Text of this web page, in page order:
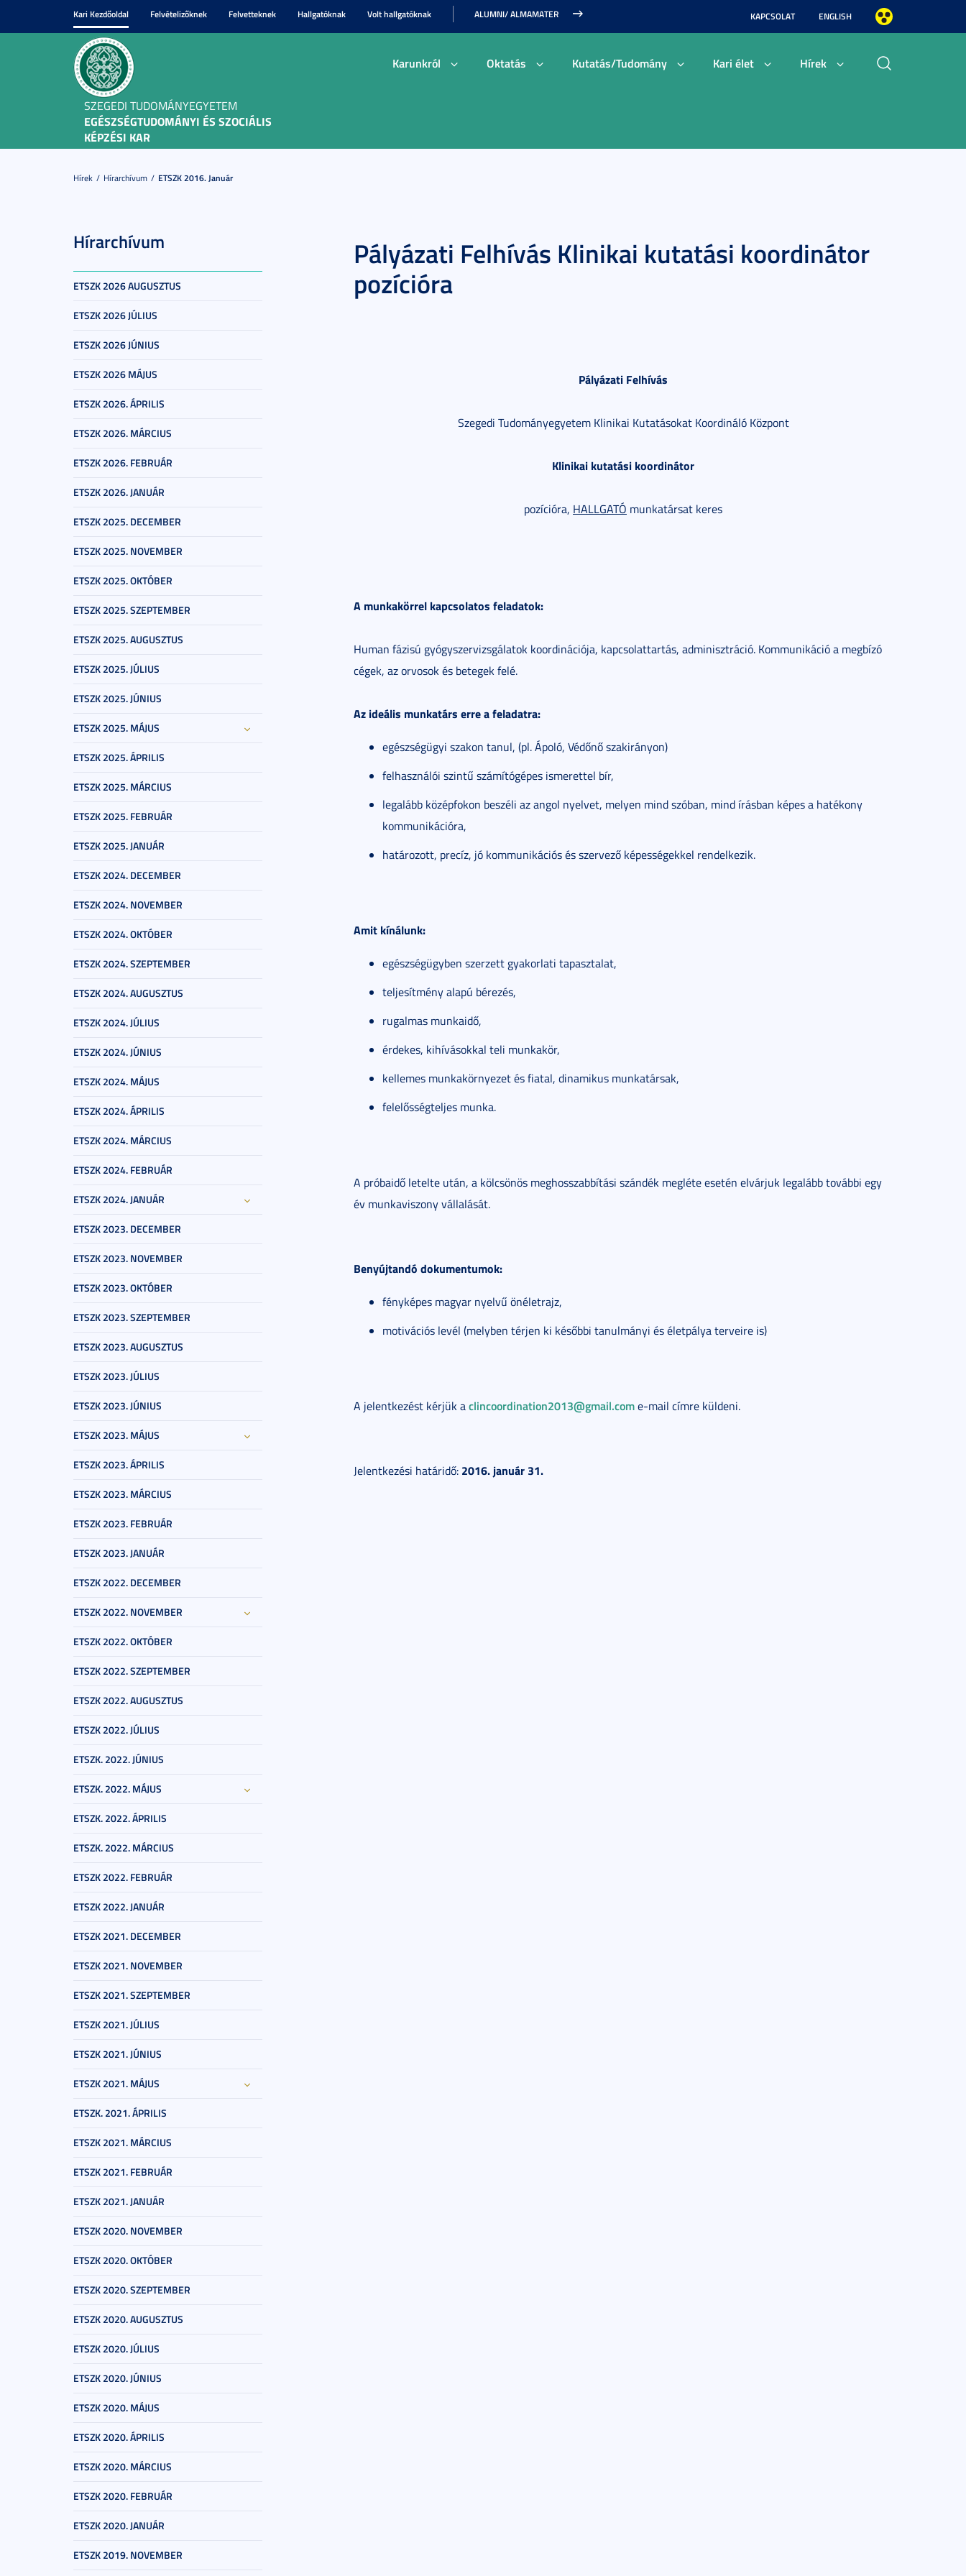
Kari Kezdőoldal Felvételizőknek Felvetteknek Hallgatóknak Volt hallgatóknak ALUMNI/ ALMAMATER KAPCSOLAT ENGLISH
SZEGEDI TUDOMÁNYEGYETEM
EGÉSZSÉGTUDOMÁNYI ÉS SZOCIÁLIS
KÉPZÉSI KAR
Karunkról Oktatás Kutatás/Tudomány Kari élet Hírek
Hírek Hírarchívum ETSZK 2016. Január
Hírarchívum
ETSZK 2026 AUGUSZTUS
ETSZK 2026 JÚLIUS
ETSZK 2026 JÚNIUS
ETSZK 2026 MÁJUS
ETSZK 2026. ÁPRILIS
ETSZK 2026. MÁRCIUS
ETSZK 2026. FEBRUÁR
ETSZK 2026. JANUÁR
ETSZK 2025. DECEMBER
ETSZK 2025. NOVEMBER
ETSZK 2025. OKTÓBER
ETSZK 2025. SZEPTEMBER
ETSZK 2025. AUGUSZTUS
ETSZK 2025. JÚLIUS
ETSZK 2025. JÚNIUS
ETSZK 2025. MÁJUS
ETSZK 2025. ÁPRILIS
ETSZK 2025. MÁRCIUS
ETSZK 2025. FEBRUÁR
ETSZK 2025. JANUÁR
ETSZK 2024. DECEMBER
ETSZK 2024. NOVEMBER
ETSZK 2024. OKTÓBER
ETSZK 2024. SZEPTEMBER
ETSZK 2024. AUGUSZTUS
ETSZK 2024. JÚLIUS
ETSZK 2024. JÚNIUS
ETSZK 2024. MÁJUS
ETSZK 2024. ÁPRILIS
ETSZK 2024. MÁRCIUS
ETSZK 2024. FEBRUÁR
ETSZK 2024. JANUÁR
ETSZK 2023. DECEMBER
ETSZK 2023. NOVEMBER
ETSZK 2023. OKTÓBER
ETSZK 2023. SZEPTEMBER
ETSZK 2023. AUGUSZTUS
ETSZK 2023. JÚLIUS
ETSZK 2023. JÚNIUS
ETSZK 2023. MÁJUS
ETSZK 2023. ÁPRILIS
ETSZK 2023. MÁRCIUS
ETSZK 2023. FEBRUÁR
ETSZK 2023. JANUÁR
ETSZK 2022. DECEMBER
ETSZK 2022. NOVEMBER
ETSZK 2022. OKTÓBER
ETSZK 2022. SZEPTEMBER
ETSZK 2022. AUGUSZTUS
ETSZK 2022. JÚLIUS
ETSZK. 2022. JÚNIUS
ETSZK. 2022. MÁJUS
ETSZK. 2022. ÁPRILIS
ETSZK. 2022. MÁRCIUS
ETSZK 2022. FEBRUÁR
ETSZK 2022. JANUÁR
ETSZK 2021. DECEMBER
ETSZK 2021. NOVEMBER
ETSZK 2021. SZEPTEMBER
ETSZK 2021. JÚLIUS
ETSZK 2021. JÚNIUS
ETSZK 2021. MÁJUS
ETSZK. 2021. ÁPRILIS
ETSZK 2021. MÁRCIUS
ETSZK 2021. FEBRUÁR
ETSZK 2021. JANUÁR
ETSZK 2020. NOVEMBER
ETSZK 2020. OKTÓBER
ETSZK 2020. SZEPTEMBER
ETSZK 2020. AUGUSZTUS
ETSZK 2020. JÚLIUS
ETSZK 2020. JÚNIUS
ETSZK 2020. MÁJUS
ETSZK 2020. ÁPRILIS
ETSZK 2020. MÁRCIUS
ETSZK 2020. FEBRUÁR
ETSZK 2020. JANUÁR
ETSZK 2019. NOVEMBER
Pályázati Felhívás Klinikai kutatási koordinátor
pozícióra
Pályázati Felhívás
Szegedi Tudományegyetem Klinikai Kutatásokat Koordináló Központ
Klinikai kutatási koordinátor
pozícióra, HALLGATÓ munkatársat keres
A munkakörrel kapcsolatos feladatok:
Human fázisú gyógyszervizsgálatok koordinációja, kapcsolattartás, adminisztráció. Kommunikáció a megbízó
cégek, az orvosok és betegek felé.
Az ideális munkatárs erre a feladatra:
egészségügyi szakon tanul, (pl. Ápoló, Védőnő szakirányon)
felhasználói szintű számítógépes ismerettel bír,
legalább középfokon beszéli az angol nyelvet, melyen mind szóban, mind írásban képes a hatékony
kommunikációra,
határozott, precíz, jó kommunikációs és szervező képességekkel rendelkezik.
Amit kínálunk:
egészségügyben szerzett gyakorlati tapasztalat,
teljesítmény alapú bérezés,
rugalmas munkaidő,
érdekes, kihívásokkal teli munkakör,
kellemes munkakörnyezet és fiatal, dinamikus munkatársak,
felelősségteljes munka.
A próbaidő letelte után, a kölcsönös meghosszabbítási szándék megléte esetén elvárjuk legalább további egy
év munkaviszony vállalását.
Benyújtandó dokumentumok:
fényképes magyar nyelvű önéletrajz,
motivációs levél (melyben térjen ki későbbi tanulmányi és életpálya terveire is)
A jelentkezést kérjük aclincoordination2013@gmail.come-mail címre küldeni.
Jelentkezési határidő: 2016. január 31.